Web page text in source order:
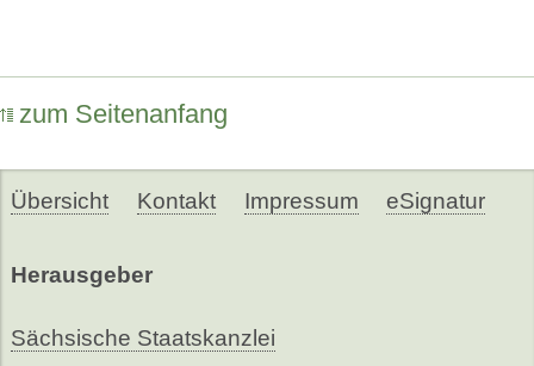
zum Seitenanfang
Übersicht Kontakt Impressum eSignatur
Herausgeber
Sächsische Staatskanzlei